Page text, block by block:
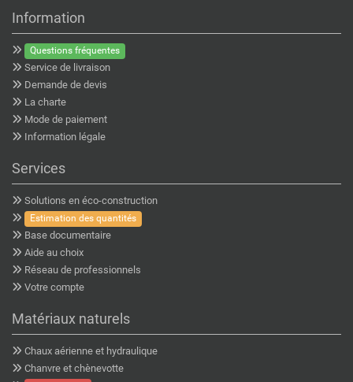
Information
Questions fréquentes
Service de livraison
Demande de devis
La charte
Mode de paiement
Information légale
Services
Solutions en éco-construction
Estimation des quantités
Base documentaire
Aide au choix
Réseau de professionnels
Votre compte
Matériaux naturels
Chaux aérienne et hydraulique
Chanvre et chènevotte